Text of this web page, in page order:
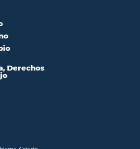
Derechos